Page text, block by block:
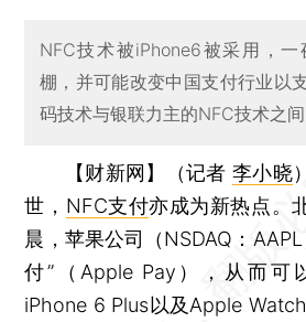
NFC技术被iPhone6被采用，
棚，并可能改变中国支付行业以
码技术与银联力主的NFC技术之
【财新网】（记者 李小晓）
世， NFC支付亦成为新热点。
晨，苹果公司（NSDAQ：
付”（Apple Pay），从而可
iPhone 6 Plus以及Apple